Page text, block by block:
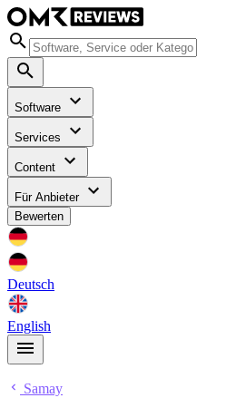
Software
Services
Content
Für Anbieter
Bewerten
Deutsch
English
Samay